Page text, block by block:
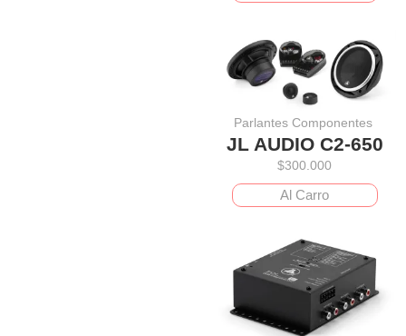
Parlantes Componentes
JL AUDIO C2-650
$300.000
Al Carro